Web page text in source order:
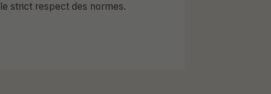
le strict respect des normes.